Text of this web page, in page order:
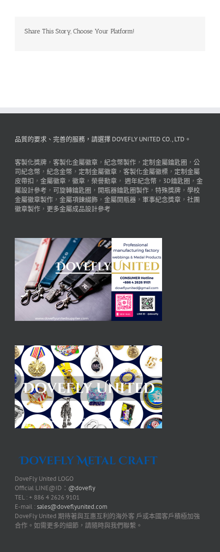
Share This Story, Choose Your Platform!
品質的要求、完善的服務，請選擇 DOVEFLY UNITED CO., LTD。
客製化獎牌 ， 客製化金屬徽章 ， 紀念幣製作 ， 定制金屬鑰匙圈 ， 公
司紀念幣 ， 紀念金幣 ， 定制金屬徽章 ， 客製化金屬徽標 ， 定制金屬
皮帶扣 ， 金屬徽章 ， 徽章 ， 榮譽勳章 ， 週年紀念幣 ， 3D鑰匙圈 ， 金
屬設計參考 ， 可旋轉鑰匙圈 ， 開瓶器鑰匙圈製作 ， 特殊獎牌 ， 學校
金屬徽章製作 ， 金屬項鍊綴飾 ， 金屬開瓶器 ， 軍事紀念獎章 ， 社團
徽章製作 ， 更多金屬成品設計參考
DoveFly United LOGO
Official LINE@ID： @dovefly
TEL : + 886 4 2626 9101
E-mail :sales@doveflyunited.com
DoveFly United 期待著與互惠互利的海外客 戶或本國客戶積極加強
合作。如需更多的細節，請隨時與我們聯繫。